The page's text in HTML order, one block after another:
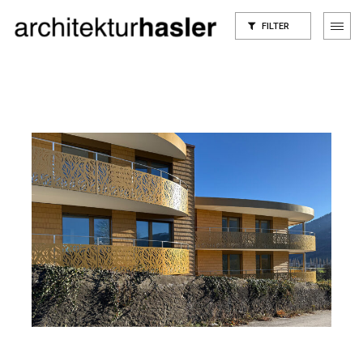
FILTER